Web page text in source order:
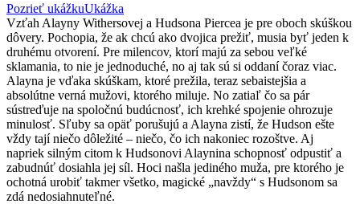
Pozrieť ukážkuUkážka
Vzťah Alayny Withersovej a Hudsona Piercea je pre oboch skúškou
dôvery. Pochopia, že ak chcú ako dvojica prežiť, musia byť jeden k
druhému otvorení. Pre milencov, ktorí majú za sebou veľké
sklamania, to nie je jednoduché, no aj tak sú si oddaní čoraz viac.
Alayna je vďaka skúškam, ktoré prežila, teraz sebaistejšia a
absolútne verná mužovi, ktorého miluje. No zatiaľ čo sa pár
sústreďuje na spoločnú budúcnosť, ich krehké spojenie ohrozuje
minulosť. Sľuby sa opäť porušujú a Alayna zistí, že Hudson ešte
vždy tají niečo dôležité – niečo, čo ich nakoniec rozoštve. Aj
napriek silným citom k Hudsonovi Alaynina schopnosť odpustiť a
zabudnúť dosiahla jej síl. Hoci našla jediného muža, pre ktorého je
ochotná urobiť takmer všetko, magické „navždy“ s Hudsonom sa
zdá nedosiahnuteľné.